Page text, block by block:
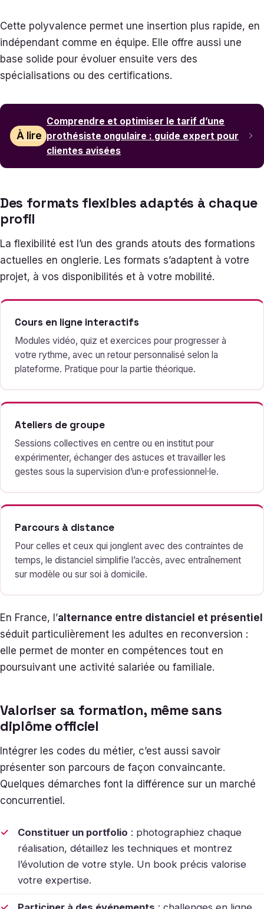
Cette polyvalence permet une insertion plus rapide, en
indépendant comme en équipe. Elle offre aussi une
base solide pour évoluer ensuite vers des
spécialisations ou des certifications.
À lire
Comprendre et optimiser le tarif d’une
prothésiste ongulaire : guide expert pour
clientes avisées
Des formats flexibles adaptés à chaque
profil
La flexibilité est l’un des grands atouts des formations
actuelles en onglerie. Les formats s’adaptent à votre
projet, à vos disponibilités et à votre mobilité.
Cours en ligne interactifs
Modules vidéo, quiz et exercices pour progresser à
votre rythme, avec un retour personnalisé selon la
plateforme. Pratique pour la partie théorique.
Ateliers de groupe
Sessions collectives en centre ou en institut pour
expérimenter, échanger des astuces et travailler les
gestes sous la supervision d’un·e professionnel·le.
Parcours à distance
Pour celles et ceux qui jonglent avec des contraintes de
temps, le distanciel simplifie l’accès, avec entraînement
sur modèle ou sur soi à domicile.
En France, l’alternance entre distanciel et présentiel
séduit particulièrement les adultes en reconversion :
elle permet de monter en compétences tout en
poursuivant une activité salariée ou familiale.
Valoriser sa formation, même sans
diplôme officiel
Intégrer les codes du métier, c’est aussi savoir
présenter son parcours de façon convaincante.
Quelques démarches font la différence sur un marché
concurrentiel.
Constituer un portfolio : photographiez chaque
réalisation, détaillez les techniques et montrez
l’évolution de votre style. Un book précis valorise
votre expertise.